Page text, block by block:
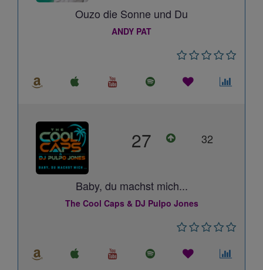
Ouzo die Sonne und Du
ANDY PAT
27 32
Baby, du machst mich...
The Cool Caps & DJ Pulpo Jones